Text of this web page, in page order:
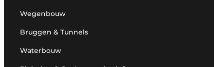
Wegenbouw
Bruggen & Tunnels
Waterbouw